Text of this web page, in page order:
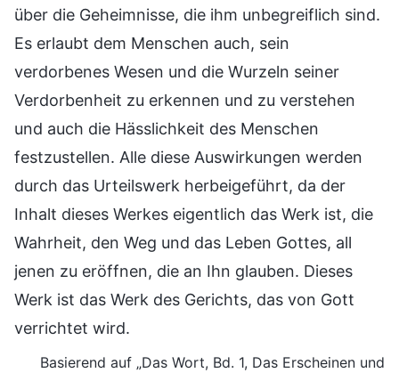
über die Geheimnisse, die ihm unbegreiflich sind.
Es erlaubt dem Menschen auch, sein
verdorbenes Wesen und die Wurzeln seiner
Verdorbenheit zu erkennen und zu verstehen
und auch die Hässlichkeit des Menschen
festzustellen. Alle diese Auswirkungen werden
durch das Urteilswerk herbeigeführt, da der
Inhalt dieses Werkes eigentlich das Werk ist, die
Wahrheit, den Weg und das Leben Gottes, all
jenen zu eröffnen, die an Ihn glauben. Dieses
Werk ist das Werk des Gerichts, das von Gott
verrichtet wird.
Basierend auf „Das Wort, Bd. 1, Das Erscheinen und